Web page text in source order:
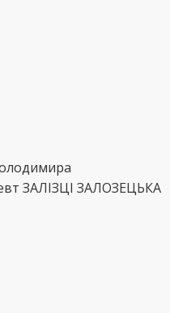
ЗАЛІЗЦІ ЗАЛОЗЕЦЬКА